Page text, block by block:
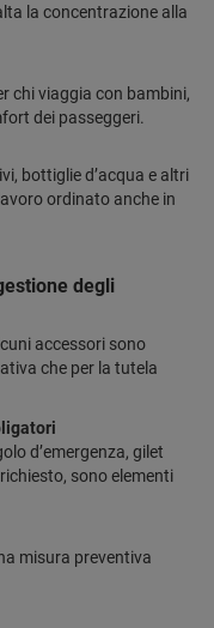
la concentrazione alla
chi viaggia con bambini,
dei passeggeri.
bottiglie d’acqua e altri
ordinato anche in
degli
accessori sono
che per la tutela
d’emergenza, gilet
sono elementi
misura preventiva